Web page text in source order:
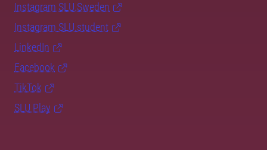
Instagram SLU.Sweden
Instagram SLU.student
LinkedIn
Facebook
TikTok
SLU Play